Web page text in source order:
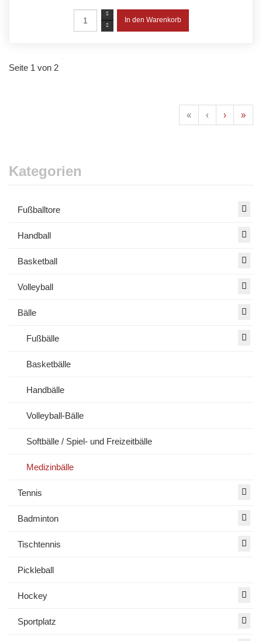
Seite 1 von 2
« ‹ › »
Kategorien
Fußballtore
Handball
Basketball
Volleyball
Bälle
Fußbälle
Basketbälle
Handbälle
Volleyball-Bälle
Softbälle / Spiel- und Freizeitbälle
Medizinbälle
Tennis
Badminton
Tischtennis
Pickleball
Hockey
Sportplatz